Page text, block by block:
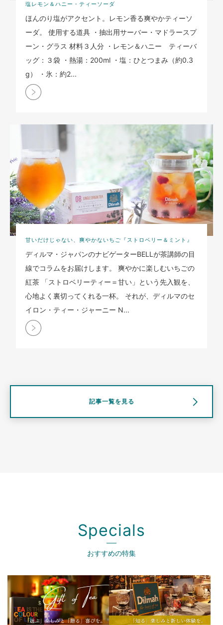
塩レモン＆ハニー・ティーソーダ
ほんのり塩がアクセント。レモン香る爽やかティーソ
ーダ。 使用する道具 ・抽出用サーバー・マドラースプ
ーン・グラス 材料３人分 ・レモン＆ハニー ティーバ
ッグ：３袋 ・熱湯：200ml ・塩：ひとつまみ（約0.3
g） ・氷：約2...
甘いだけじゃない、爽やかないちご『ストロベリー＆ミント』
ディルマ・ジャパンのナビゲーターBELLが茶講師の目
線でコラムをお届けします。 爽やかに楽しむいちごの
紅茶 「ストロベリーティー＝甘い」という先入観を、
心地よく裏切ってくれる一杯。 それが、ディルマのセ
イロン・ティー・ジャーニー N...
記事一覧を見る
Specials
おすすめの特集